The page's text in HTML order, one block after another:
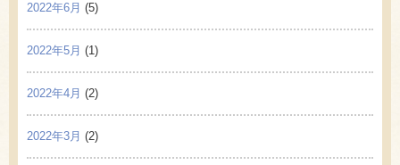
2022年6月 (5)
2022年5月 (1)
2022年4月 (2)
2022年3月 (2)